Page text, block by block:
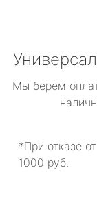
Мы берем
*При отказе
1000 руб.